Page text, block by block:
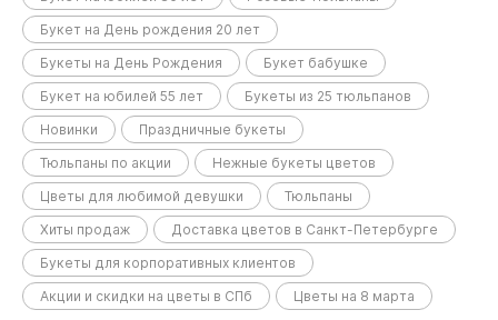
Букет на День рождения 20 лет
Букеты на День Рождения
Букет бабушке
Букет на юбилей 55 лет
Букеты из 25 тюльпанов
Новинки
Праздничные букеты
Тюльпаны по акции
Нежные букеты цветов
Цветы для любимой девушки
Тюльпаны
Хиты продаж
Доставка цветов в Санкт-Петербурге
Букеты для корпоративных клиентов
Акции и скидки на цветы в СПб
Цветы на 8 марта